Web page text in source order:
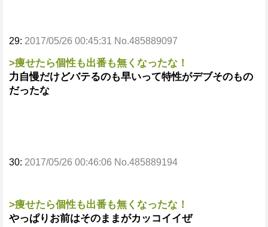
29: 2017/05/26 00:45:31 No.485889097
>痩せたら個性も出番も無くなったな！
力自慢だけどバテるのも早いって特性がデブそのもの
だったな
30: 2017/05/26 00:46:06 No.485889194
>痩せたら個性も出番も無くなったな！
やっぱりお前はそのままがカッコイイぜ